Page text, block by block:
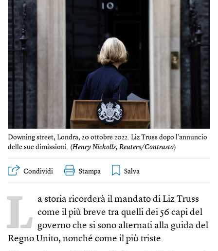
Downing street, Londra, 20 ottobre 2022. Liz Truss dopo l’annuncio
delle sue dimissioni. (Henry Nicholls, Reuters/Contrasto)
Condividi Stampa
L a storia ricorderà il mandato di Liz Truss
come il più breve tra quelli dei 56 capi del
governo che si sono alternati alla guida del
Regno Unito, nonché come il più triste.